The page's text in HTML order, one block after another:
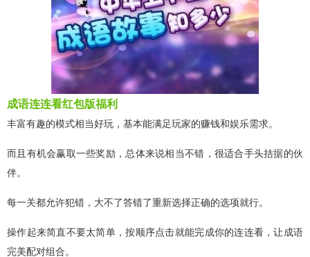
成语连连看红包版福利
丰富有趣的模式相当好玩，基本能满足玩家的赚钱和娱乐需求。
而且有机会赢取一些奖励，总体来说相当不错，很适合手头拮据的伙
伴。
每一关都允许犯错，大不了答错了重新选择正确的选项就行。
操作起来简直不要太简单，按顺序点击就能完成你的连连看，让成语
完美配对组合。